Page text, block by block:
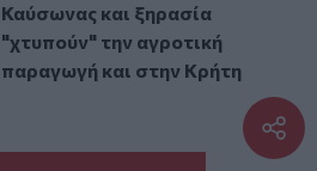
Καύσωνας και ξηρασία
"χτυπούν" την αγροτική
παραγωγή και στην Κρήτη